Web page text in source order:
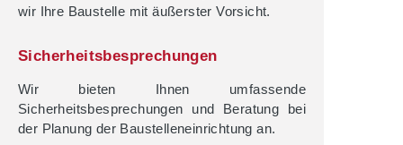
wir Ihre Baustelle mit äußerster Vorsicht.
Sicherheitsbesprechungen
Wir bieten Ihnen umfassende
Sicherheitsbesprechungen und Beratung bei
der Planung der Baustelleneinrichtung an.